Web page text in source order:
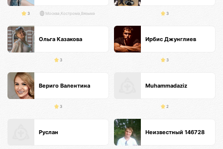
3 Москва,Кострома,Вязьма 3
Ольга Казакова
3
Ирбис Джунглиев
3
Вериго Валентина
3
Muhammadaziz
2
Руслан Неизвестный 146728